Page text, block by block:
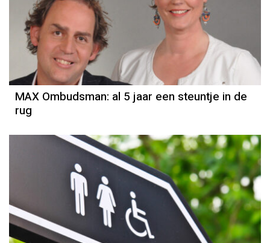
MAX Ombudsman: al 5 jaar een steuntje in de
rug